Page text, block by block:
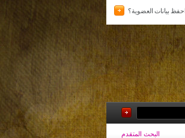
احفظ بيانات العضوية؟
البحث المتقدم